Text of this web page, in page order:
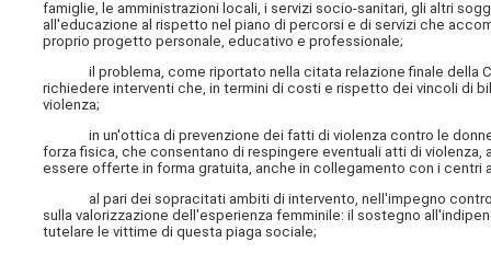
famiglie, le amministrazioni locali, i servizi socio-sanitari, gli altri
all'educazione al rispetto nel piano di percorsi e di servizi che
proprio progetto personale, educativo e professionale;
il problema, come riportato nella citata relazione finale della
richiedere interventi che, in termini di costi e rispetto dei vincoli di
violenza;
in un'ottica di prevenzione dei fatti di violenza contro le donne,
forza fisica, che consentano di respingere eventuali atti di
essere offerte in forma gratuita, anche in collegamento con i
al pari dei sopracitati ambiti di intervento, nell'impegno contro
sulla valorizzazione dell'esperienza femminile: il sostegno
tutelare le vittime di questa piaga sociale;